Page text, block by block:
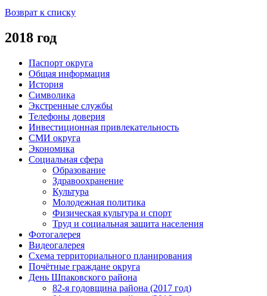
Возврат к списку
2018 год
Паспорт округа
Общая информация
История
Символика
Экстренные службы
Телефоны доверия
Инвестиционная привлекательность
СМИ округа
Экономика
Социальная сфера
Образование
Здравоохранение
Культура
Молодежная политика
Физическая культура и спорт
Труд и социальная защита населения
Фотогалерея
Видеогалерея
Схема территориального планирования
Почётные граждане округа
День Шпаковского района
82-я годовщина района (2017 год)